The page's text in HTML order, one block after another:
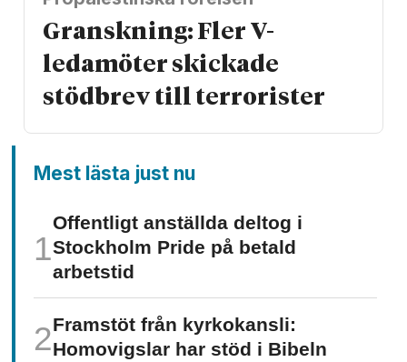
Granskning: Fler V-
ledamöter skickade
stödbrev till terrorister
Mest lästa just nu
Offentligt anställda deltog i
Stockholm Pride på betald
arbetstid
Framstöt från kyrkokansli:
Homo­vigslar har stöd i Bibeln